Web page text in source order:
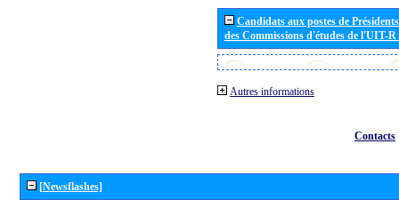
Candidats aux postes de
des Commissions d'études de l'UIT-
Autres informations
Contacts
[Newsflashes]